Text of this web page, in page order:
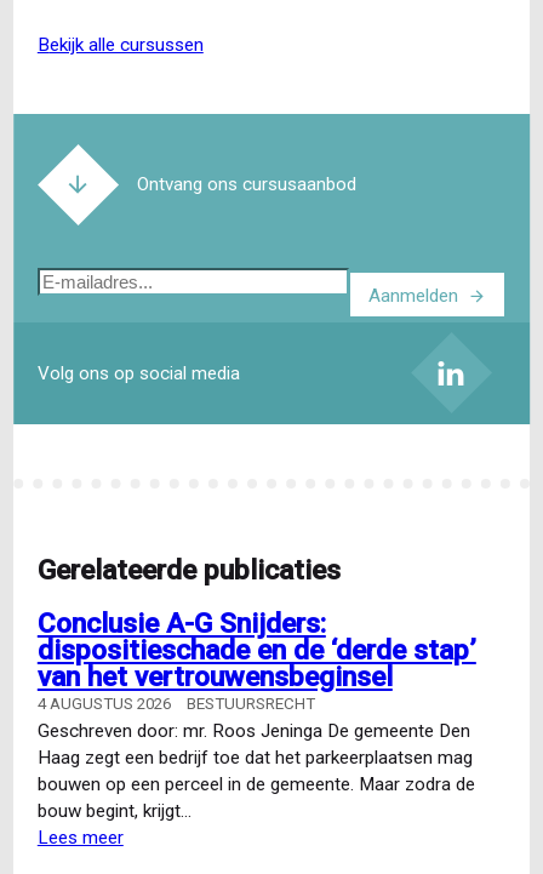
bekijk alle cursussen
Ontvang ons cursusaanbod
E-
Aanmelden
Volg ons op social media
Gerelateerde publicaties
Conclusie A-G Snijders:
dispositieschade en de ‘derde stap’
van het vertrouwensbeginsel
4 AUGUSTUS 2026 BESTUURSRECHT
Geschreven door: mr. Roos Jeninga De gemeente Den
Haag zegt een bedrijf toe dat het parkeerplaatsen mag
bouwen op een perceel in de gemeente. Maar zodra de
bouw begint, krijgt…
Lees meerover